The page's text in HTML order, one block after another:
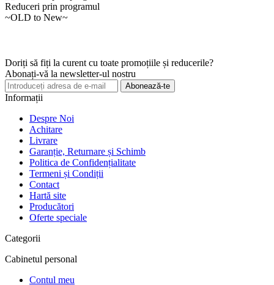
Reduceri prin programul
~OLD to New~
Doriți să fiți la curent cu toate promoțiile și reducerile?
Abonați-vă la newsletter-ul nostru
Abonează-te
Informații
Despre Noi
Achitare
Livrare
Garanție, Returnare și Schimb
Politica de Confidențialitate
Termeni și Condiții
Contact
Hartă site
Producători
Oferte speciale
Categorii
Cabinetul personal
Contul meu